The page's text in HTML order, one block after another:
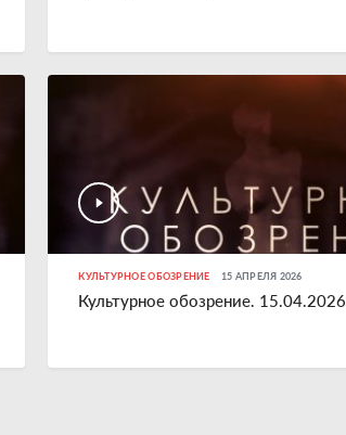
КУЛЬТУРНОЕ ОБОЗРЕНИЕ 15 АПРЕЛЯ 2026
Культурное обозрение. 15.04.2026